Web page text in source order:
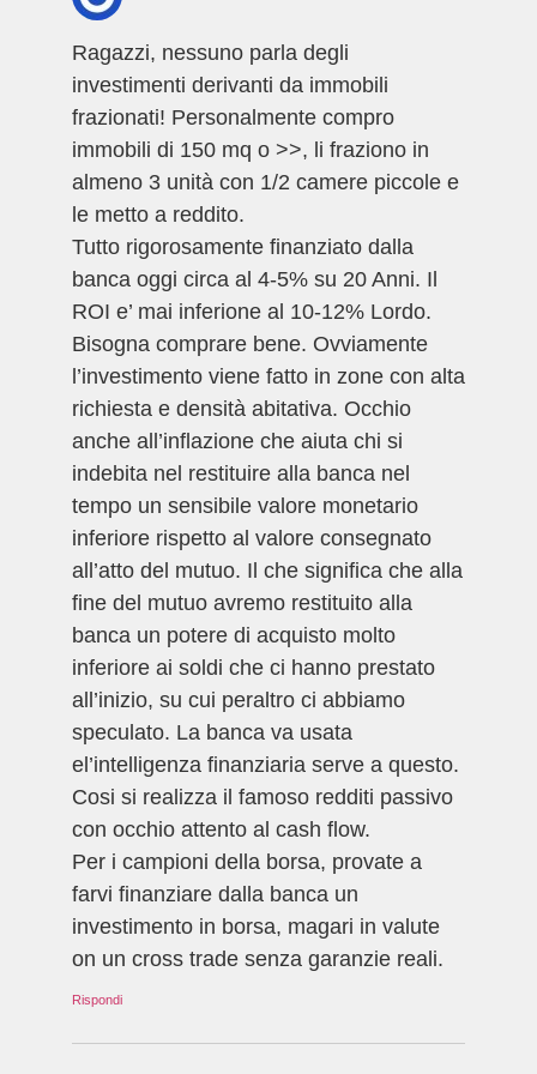
Ragazzi, nessuno parla degli
investimenti derivanti da immobili
frazionati! Personalmente compro
immobili di 150 mq o >>, li fraziono in
almeno 3 unità con 1/2 camere piccole e
le metto a reddito.
Tutto rigorosamente finanziato dalla
banca oggi circa al 4-5% su 20 Anni. Il
ROI e’ mai inferione al 10-12% Lordo.
Bisogna comprare bene. Ovviamente
l’investimento viene fatto in zone con alta
richiesta e densità abitativa. Occhio
anche all’inflazione che aiuta chi si
indebita nel restituire alla banca nel
tempo un sensibile valore monetario
inferiore rispetto al valore consegnato
all’atto del mutuo. Il che significa che alla
fine del mutuo avremo restituito alla
banca un potere di acquisto molto
inferiore ai soldi che ci hanno prestato
all’inizio, su cui peraltro ci abbiamo
speculato. La banca va usata
el’intelligenza finanziaria serve a questo.
Cosi si realizza il famoso redditi passivo
con occhio attento al cash flow.
Per i campioni della borsa, provate a
farvi finanziare dalla banca un
investimento in borsa, magari in valute
on un cross trade senza garanzie reali.
Rispondi